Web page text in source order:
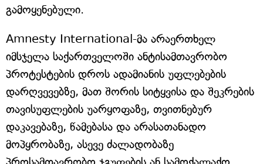
გამოყენებული.
Amnesty International-მა არაერთხელ
იმსჯელა საქართველოში ანტისამთავრობო
პროტესტების დროს ადამიანის უფლებების
დარღვევებზე, მათ შორის სიტყვისა და შეკრების
თავისუფლების უარყოფაზე, თვითნებურ
დაკავებაზე, წამებასა და არასათანადო
მოპყრობაზე, ასევე ძალადობაზე